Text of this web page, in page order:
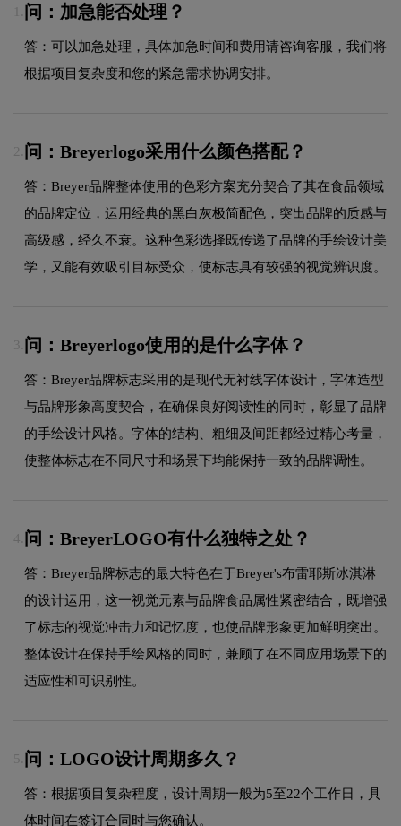
问：加急能否处理？
答：可以加急处理，具体加急时间和费用请咨询客服，我们将
根据项目复杂度和您的紧急需求协调安排。
2. 问：Breyerlogo采用什么颜色搭配？
答：Breyer品牌整体使用的色彩方案充分契合了其在食品领域
的品牌定位，运用经典的黑白灰极简配色，突出品牌的质感与
高级感，经久不衰。这种色彩选择既传递了品牌的手绘设计美
学，又能有效吸引目标受众，使标志具有较强的视觉辨识度。
3. 问：Breyerlogo使用的是什么字体？
答：Breyer品牌标志采用的是现代无衬线字体设计，字体造型
与品牌形象高度契合，在确保良好阅读性的同时，彰显了品牌
的手绘设计风格。字体的结构、粗细及间距都经过精心考量，
使整体标志在不同尺寸和场景下均能保持一致的品牌调性。
4. 问：BreyerLOGO有什么独特之处？
答：Breyer品牌标志的最大特色在于Breyer's布雷耶斯冰淇淋
的设计运用，这一视觉元素与品牌食品属性紧密结合，既增强
了标志的视觉冲击力和记忆度，也使品牌形象更加鲜明突出。
整体设计在保持手绘风格的同时，兼顾了在不同应用场景下的
适应性和可识别性。
5. 问：LOGO设计周期多久？
答：根据项目复杂程度，设计周期一般为5至22个工作日，具
体时间在签订合同时与您确认。